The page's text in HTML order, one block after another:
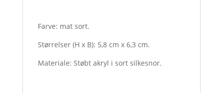
Farve: mat sort.
Størrelser (H x B): 5,8 cm x 6,3 cm.
Materiale: Støbt akryl i sort silkesnor.